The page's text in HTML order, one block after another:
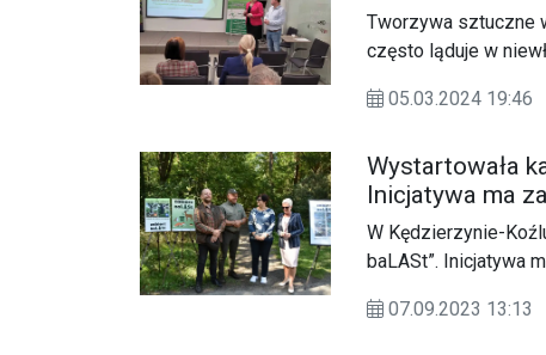
Tworzywa sztuczne
często ląduje w
bolączką w
mieszkańców.
05.03.2024 19:46
Wystartowała
Inicjatywa ma
W Kędzierzynie-
baLASt”. Inicjatywa
07.09.2023 13:13